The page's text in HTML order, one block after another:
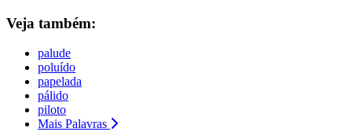
Veja também:
palude
poluído
papelada
pálido
piloto
Mais Palavras